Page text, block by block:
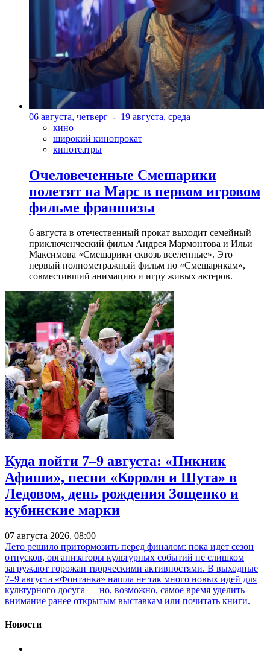
06 августа, четверг - 19 августа, среда
кино
широкий кинопрокат
кинотеатры
Очеловеченные Смешарики
полетят на Марс в первом игровом
фильме франшизы
6 августа в отечественный прокат выходит семейный
приключенческий фильм Андрея Мармонтова и Ильи
Максимова «Смешарики сквозь вселенные». Это
первый полнометражный фильм по «Смешарикам»,
совместивший анимацию и игру живых актеров.
Куда пойти 7–9 августа: «Пикник
Афиши», песни «Короля и Шута» в
Ледовом, день рождения Зощенко и
кубинские марки
07 августа 2026, 08:00
Лето решило притормозить перед финалом: пока идет сезон
отпусков, организаторы культурных событий не слишком
загружают горожан творческими активностями. В выходные
7–9 августа «Фонтанка» нашла не так много новых идей для
культурного досуга — но, возможно, самое время уделить
внимание ранее открытым выставкам или почитать книги.
Новости